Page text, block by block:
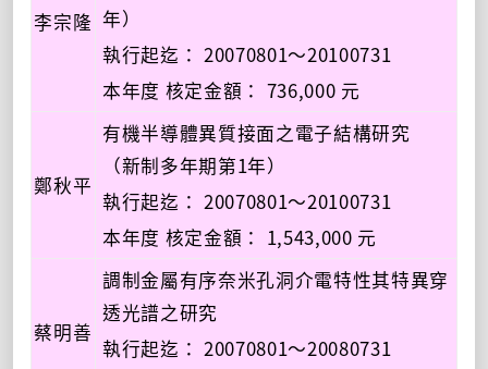
李宗隆 年）
執行起迄： 20070801～20100731
本年度 核定金額： 736,000 元
鄭秋平
有機半導體異質接面之電子結構研究
（新制多年期第1年）
執行起迄： 20070801～20100731
本年度 核定金額： 1,543,000 元
蔡明善
調制金屬有序奈米孔洞介電特性其特異穿
透光譜之研究
執行起迄： 20070801～20080731